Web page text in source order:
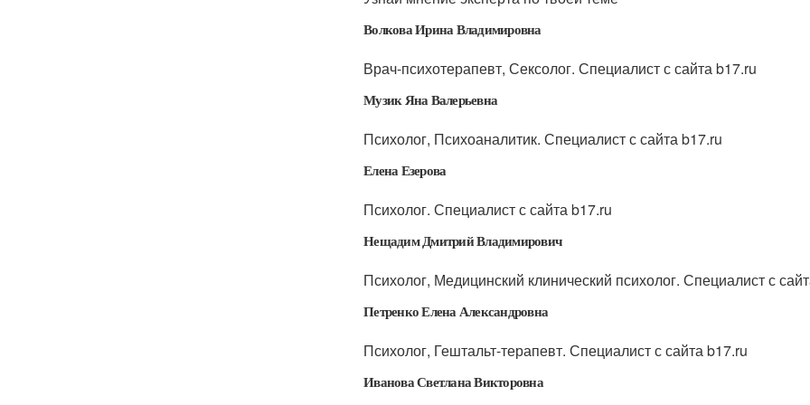
Волкова Ирина Владимировна
Врач-психотерапевт, Сексолог. Специалист с сайта b17.ru
Музик Яна Валерьевна
Психолог, Психоаналитик. Специалист с сайта b17.ru
Елена Езерова
Психолог. Специалист с сайта b17.ru
Нещадим Дмитрий Владимирович
Психолог, Медицинский клинический психолог. Специалист с
Петренко Елена Александровна
Психолог, Гештальт-терапевт. Специалист с сайта b17.ru
Иванова Светлана Викторовна